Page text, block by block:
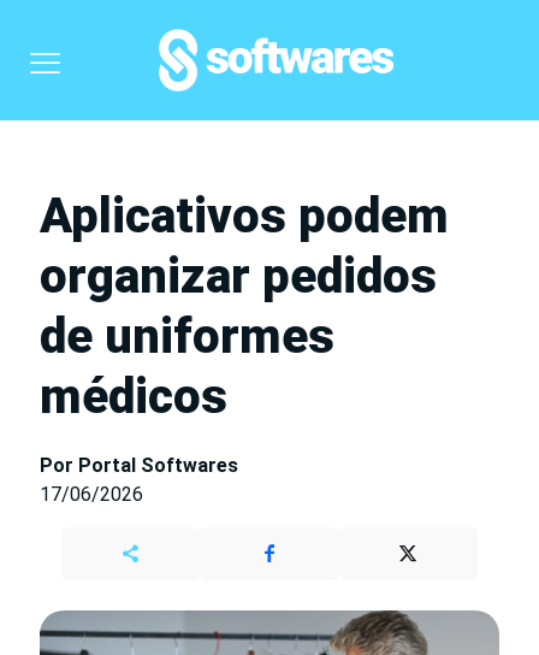
Aplicativos podem
organizar pedidos
de uniformes
médicos
Por Portal Softwares
17/06/2026